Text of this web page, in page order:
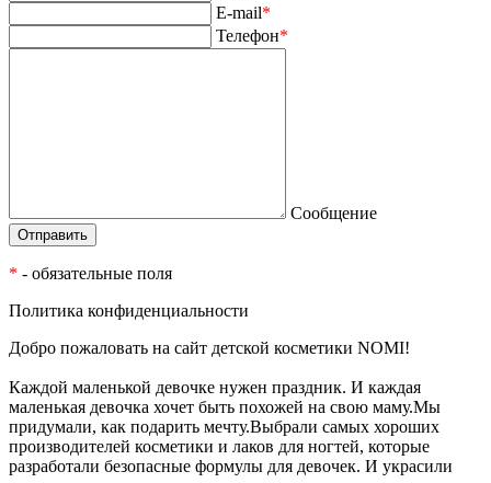
E-mail*
Телефон*
Сообщение
* - обязательные поля
Политика конфиденциальности
Добро пожаловать на сайт детской косметики NOMI!
Каждой маленькой девочке нужен праздник. И каждая
маленькая девочка хочет быть похожей на свою маму.Мы
придумали, как подарить мечту.Выбрали самых хороших
производителей косметики и лаков для ногтей, которые
разработали безопасные формулы для девочек. И украсили